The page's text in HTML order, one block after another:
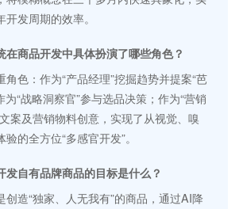
发周期的效率。
在商品开发中具体扮演了哪些角色？
色：作为“产品经理”挖掘趋势并提案“芭
为“战略洞察官”参与选品决策；作为“营销
案及营销物料创意，实现了从视觉、嗅
的全方位“多感官开发”。
发自有品牌商品的目标是什么？
创造“独家、人无我有”的商品，通过AI降